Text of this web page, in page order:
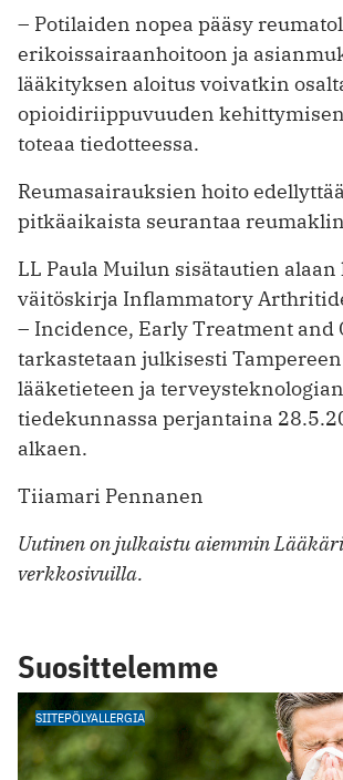
– Potilaiden nopea pääsy
erikoissairaanhoitoon ja
lääkityksen aloitus voivatkin
opioidiriippuvuuden
toteaa tiedotteessa.
Reumasairauksien hoito
pitkäaikaista seurantaa
LL Paula Muilun sisätautien alaan
väitöskirja Inflammatory
– Incidence, Early Treatment and
tarkastetaan julkisesti
lääketieteen ja terveysteknologian
tiedekunnassa perjantaina
alkaen.
Tiiamari Pennanen
Uutinen on julkaistu aiemmin
verkkosivuilla.
Suosittelemme
SIITEPÖLYALLERGIA